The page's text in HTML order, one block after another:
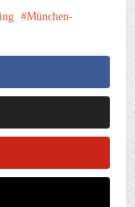
München-